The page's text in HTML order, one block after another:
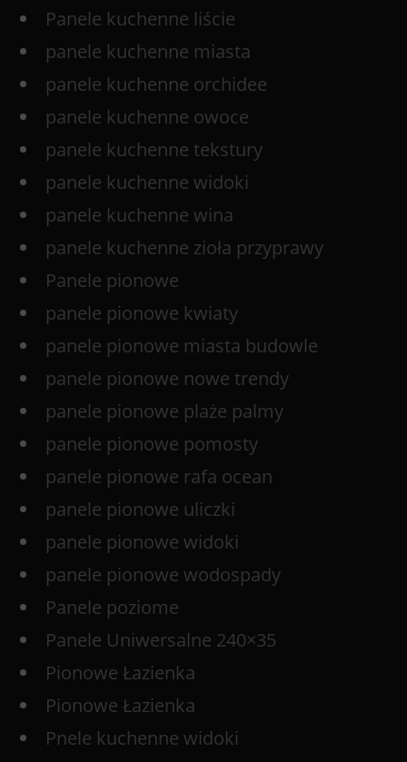
Panele kuchenne liście
panele kuchenne miasta
panele kuchenne orchidee
panele kuchenne owoce
panele kuchenne tekstury
panele kuchenne widoki
panele kuchenne wina
panele kuchenne zioła przyprawy
Panele pionowe
panele pionowe kwiaty
panele pionowe miasta budowle
panele pionowe nowe trendy
panele pionowe plaże palmy
panele pionowe pomosty
panele pionowe rafa ocean
panele pionowe uliczki
panele pionowe widoki
panele pionowe wodospady
Panele poziome
Panele Uniwersalne 240×35
Pionowe Łazienka
Pionowe Łazienka
Pnele kuchenne widoki